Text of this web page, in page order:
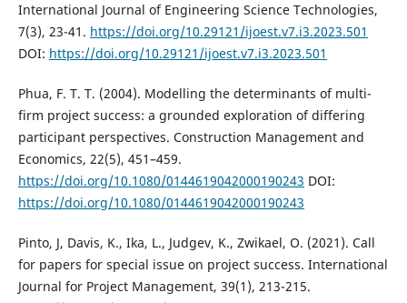
International Journal of Engineering Science Technologies,
7(3), 23-41. https://doi.org/10.29121/ijoest.v7.i3.2023.501
DOI: https://doi.org/10.29121/ijoest.v7.i3.2023.501
Phua, F. T. T. (2004). Modelling the determinants of multi-
firm project success: a grounded exploration of differing
participant perspectives. Construction Management and
Economics, 22(5), 451–459.
https://doi.org/10.1080/0144619042000190243 DOI:
https://doi.org/10.1080/0144619042000190243
Pinto, J, Davis, K., Ika, L., Judgev, K., Zwikael, O. (2021). Call
for papers for special issue on project success. International
Journal for Project Management, 39(1), 213-215.